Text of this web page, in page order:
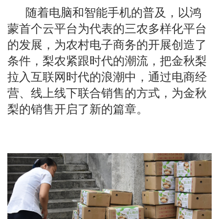
随着电脑和智能手机的普及，以鸿
蒙首个云平台为代表的三农多样化平台
的发展，为农村电子商务的开展创造了
条件，梨农紧跟时代的潮流，把金秋梨
拉入互联网时代的浪潮中，通过电商经
营、线上线下联合销售的方式，为金秋
梨的销售开启了新的篇章。